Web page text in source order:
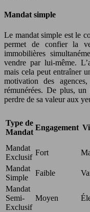
Mandat simple
Le mandat simple est le
permet de confier la
immobilières
vendre par lui-même.
mais cela peut entraîner
motivation des
rémunérées. De plus, un
perdre de sa valeur aux
Type de
Mandat
Engagement
Mandat
Exclusif
Fort
Mandat
Simple
Faible
Mandat
Semi-
Exclusif
Moyen